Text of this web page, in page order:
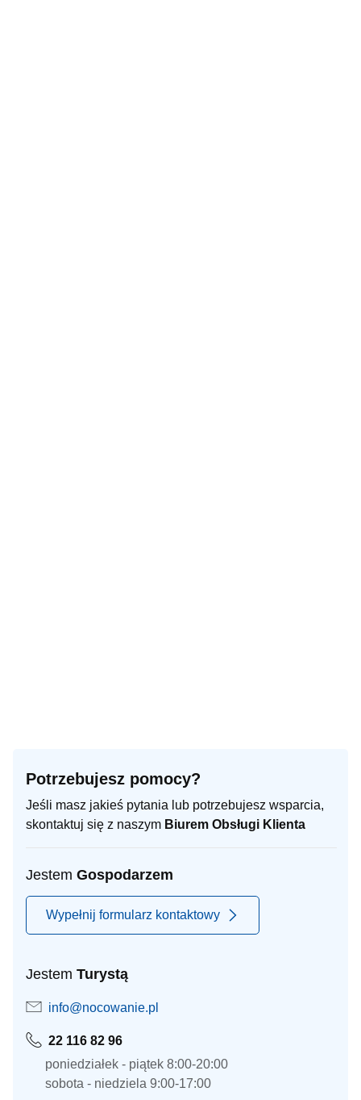
Potrzebujesz pomocy?
Jeśli masz jakieś pytania lub potrzebujesz wsparcia,
skontaktuj się z naszym Biurem Obsługi Klienta
Jestem Gospodarzem
Wypełnij formularz kontaktowy
Jestem Turystą
info@nocowanie.pl
22 116 82 96
poniedziałek - piątek 8:00-20:00
sobota - niedziela 9:00-17:00